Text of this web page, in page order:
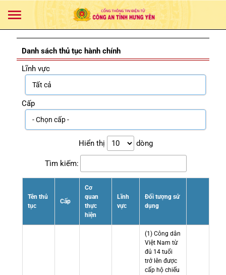
Danh sách thủ tục hành chính
Lĩnh vực
Cấp
Hiển thị dòng
Tìm kiếm:
Tên thủ
tục
Cấp
Cơ
quan
thực
hiện
Lĩnh
vực
Đối tượng sử
dụng
(1) Công dân
Việt Nam từ
đủ 14 tuổi
trở lên được
cấp hộ chiếu